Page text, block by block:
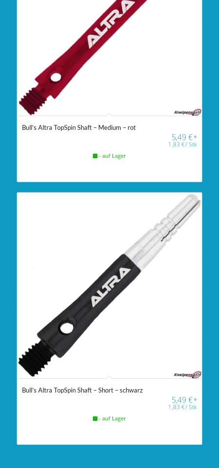
Bull’s Altra TopSpin Shaft – Medium – rot
5,49€*
1,83€/Stk
- auf Lager
Bull’s Altra TopSpin Shaft – Short – schwarz
5,49€*
1,83€/Stk
- auf Lager